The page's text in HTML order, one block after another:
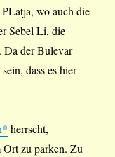
wo auch die
Sebel Li, die
Da der Bulevar
dass es hier
herrscht,
zu parken. Zu